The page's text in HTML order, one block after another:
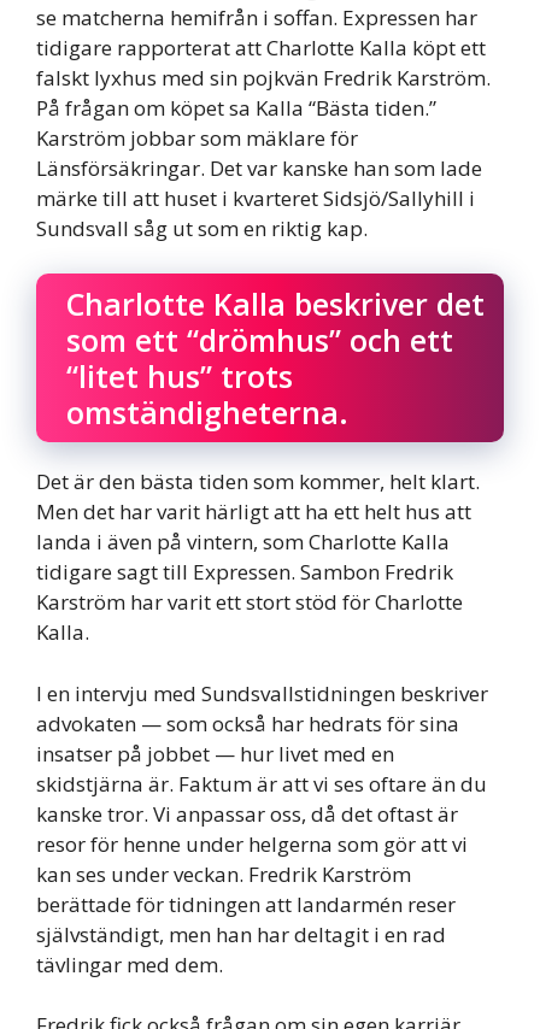
se matcherna hemifrån i soffan. Expressen har
tidigare rapporterat att Charlotte Kalla köpt ett
falskt lyxhus med sin pojkvän Fredrik Karström.
På frågan om köpet sa Kalla “Bästa tiden.”
Karström jobbar som mäklare för
Länsförsäkringar. Det var kanske han som lade
märke till att huset i kvarteret Sidsjö/Sallyhill i
Sundsvall såg ut som en riktig kap.
Charlotte Kalla beskriver det
som ett “drömhus” och ett
“litet hus” trots
omständigheterna.
Det är den bästa tiden som kommer, helt klart.
Men det har varit härligt att ha ett helt hus att
landa i även på vintern, som Charlotte Kalla
tidigare sagt till Expressen. Sambon Fredrik
Karström har varit ett stort stöd för Charlotte
Kalla.
I en intervju med Sundsvallstidningen beskriver
advokaten — som också har hedrats för sina
insatser på jobbet — hur livet med en
skidstjärna är. Faktum är att vi ses oftare än du
kanske tror. Vi anpassar oss, då det oftast är
resor för henne under helgerna som gör att vi
kan ses under veckan. Fredrik Karström
berättade för tidningen att landarmén reser
självständigt, men han har deltagit i en rad
tävlingar med dem.